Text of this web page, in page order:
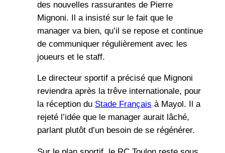
des nouvelles rassurantes de Pierre
Mignoni. Il a insisté sur le fait que le
manager va bien, qu’il se repose et continue
de communiquer régulièrement avec les
joueurs et le staff.
Le directeur sportif a précisé que Mignoni
reviendra après la trêve internationale, pour
la réception du Stade Français à Mayol. Il a
rejeté l’idée que le manager aurait lâché,
parlant plutôt d’un besoin de se régénérer.